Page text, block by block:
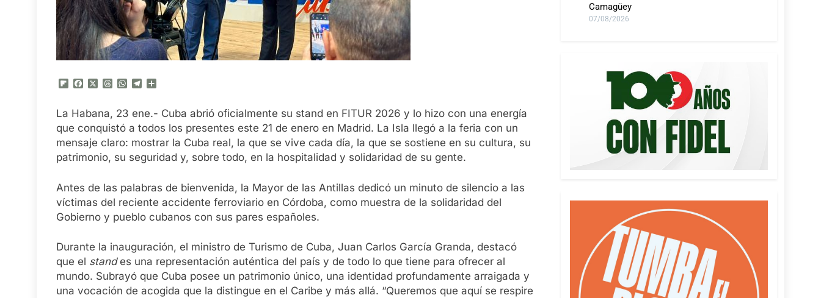
Flipboard
FacebookThreadsWhatsApp
Telegram
La Habana, 23 ene.- Cuba abrió oficialmente su stand en FITUR 2026 y lo hizo con una energía
que conquistó a todos los presentes este 21 de enero en Madrid. La Isla llegó a la feria con un
mensaje claro: mostrar la Cuba real, la que se vive cada día, la que se sostiene en su cultura, su
patrimonio, su seguridad y, sobre todo, en la hospitalidad y solidaridad de su gente.
Antes de las palabras de bienvenida, la Mayor de las Antillas dedicó un minuto de silencio a las
víctimas del reciente accidente ferroviario en Córdoba, como muestra de la solidaridad del
Gobierno y pueblo cubanos con sus pares españoles.
Durante la inauguración, el ministro de Turismo de Cuba, Juan Carlos García Granda, destacó
que el standes una representación auténtica del país y de todo lo que tiene para ofrecer al
mundo. Subrayó que Cuba posee un patrimonio único, una identidad profundamente arraigada y
una vocación de acogida que la distingue en el Caribe y más allá. “Queremos que aquí se respire
Camagüey
07/08/2026